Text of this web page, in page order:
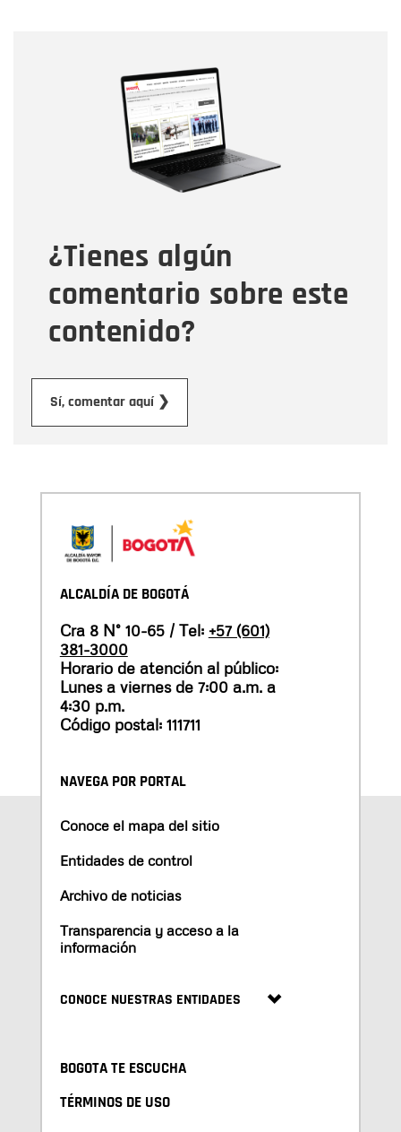
¿Tienes algún
comentario sobre este
contenido?
Sí, comentar aquí ❯
Correo electrónico
Tipo de comentario
Mensaje
ALCALDÍA DE BOGOTÁ
Cra 8 N° 10-65 / Tel: +57 (601)
381-3000
Horario de atención al público:
Lunes a viernes de 7:00 a.m. a
4:30 p.m.
Código postal: 111711
NAVEGA POR PORTAL
Conoce el mapa del sitio
Entidades de control
Archivo de noticias
Transparencia y acceso a la
información
CONOCE NUESTRAS ENTIDADES
BOGOTA TE ESCUCHA
TÉRMINOS DE USO